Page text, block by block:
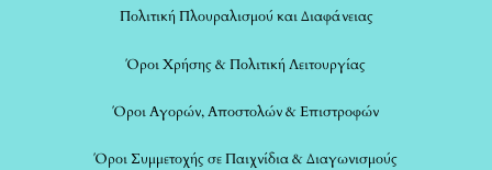
Πολιτική Πλουραλισμού και Διαφάνειας
Όροι Χρήσης & Πολιτική Λειτουργίας
Όροι Αγορών, Αποστολών & Επιστροφών
Όροι Συμμετοχής σε Παιχνίδια & Διαγωνισμούς